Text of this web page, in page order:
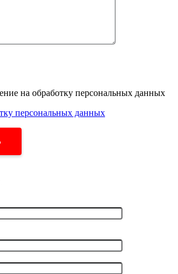
на обработку персональных данных
персональных данных